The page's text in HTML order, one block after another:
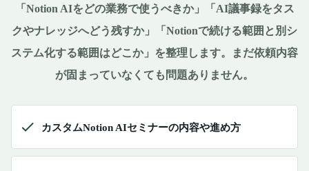
「Notion AIをどの業務で使うべきか」「AI議事録をタス
クやナレッジへどう残すか」「Notionで続ける範囲と別シ
ステム化する範囲はどこか」を整理します。まだ依頼内容
が固まっていなくても問題ありません。
カスタムNotion AIセミナーの内容や進め方